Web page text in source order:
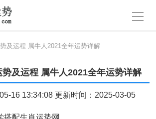
导航
及运程 属牛人2021全年运势详解
势及运程 属牛人2021全年运势详解
16 13:34:08 更新时间：2025-03-05